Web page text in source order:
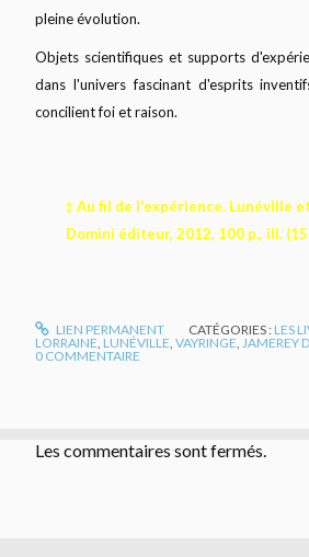
pleine évolution.
Objets scientifiques et supports
dans l'univers fascinant d'esprits
concilient foi et raison.
‡ Au fil de l'expérience. Lunéville
Domini éditeur, 2012, 100 p., ill. (15
LIEN PERMANENT CATÉGORIES : LES
LORRAINE, LUNÉVILLE, VAYRINGE, JAMEREY
0 COMMENTAIRE
Les commentaires sont fermés.